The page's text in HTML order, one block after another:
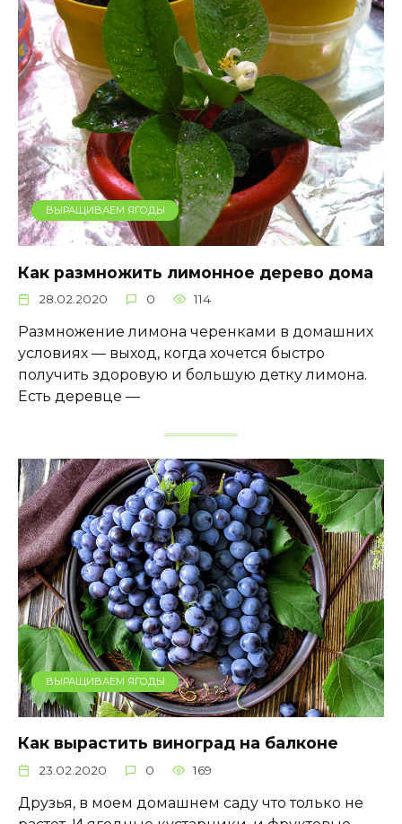
ВЫРАЩИВАЕМ ЯГОДЫ
Как размножить лимонное дерево дома
28.02.2020 0 114
Размножение лимона черенками в домашних
условиях — выход, когда хочется быстро
получить здоровую и большую детку лимона.
Есть деревце —
ВЫРАЩИВАЕМ ЯГОДЫ
Как вырастить виноград на балконе
23.02.2020 0 169
Друзья, в моем домашнем саду что только не